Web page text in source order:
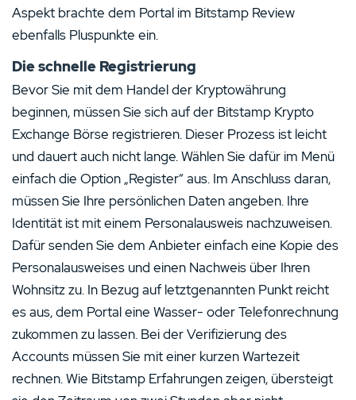
nur wenige Kryptowährungen handelbar
Aspekt brachte dem Portal im Bitstamp Review
ebenfalls Pluspunkte ein.
Die schnelle Registrierung
Bevor Sie mit dem Handel der Kryptowährung
beginnen, müssen Sie sich auf der Bitstamp Krypto
Exchange Börse registrieren. Dieser Prozess ist leicht
und dauert auch nicht lange. Wählen Sie dafür im Menü
einfach die Option „Register“ aus. Im Anschluss daran,
müssen Sie Ihre persönlichen Daten angeben. Ihre
Identität ist mit einem Personalausweis nachzuweisen.
Dafür senden Sie dem Anbieter einfach eine Kopie des
Personalausweises und einen Nachweis über Ihren
Wohnsitz zu. In Bezug auf letztgenannten Punkt reicht
es aus, dem Portal eine Wasser- oder Telefonrechnung
zukommen zu lassen. Bei der Verifizierung des
Accounts müssen Sie mit einer kurzen Wartezeit
rechnen. Wie Bitstamp Erfahrungen zeigen, übersteigt